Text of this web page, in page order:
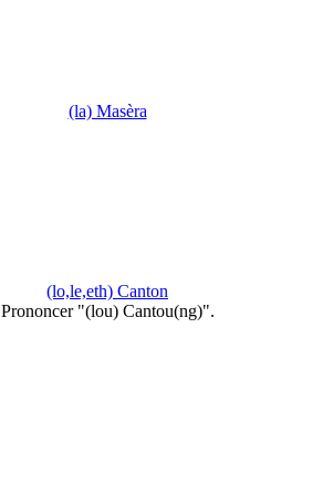
(la) Masèra
(lo,le,eth) Canton
Prononcer "(lou) Cantou(ng)".